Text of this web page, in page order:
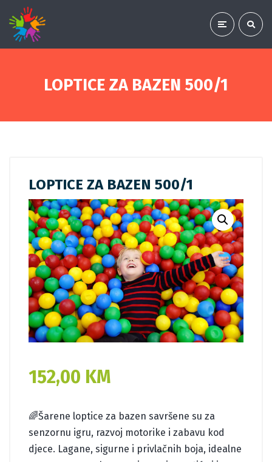
LOPTICE ZA BAZEN 500/1
LOPTICE ZA BAZEN 500/1
152,00 KM
🌈Šarene loptice za bazen savršene su za
senzornu igru, razvoj motorike i zabavu kod
djece. Lagane, sigurne i privlačnih boja, idealne